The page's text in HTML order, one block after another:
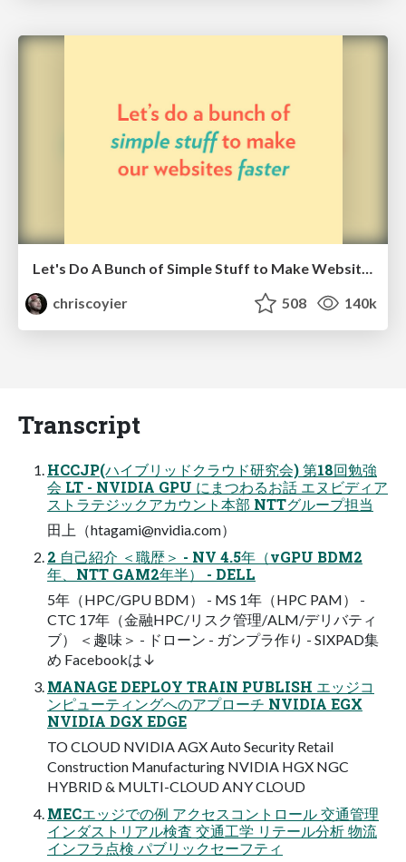
chriscoyier
508 140k
Transcript
HCCJP(ハイブリッドクラウド研究会) 第18回勉強
会 LT - NVIDIA GPU にまつわるお話 エヌビディア
ストラテジックアカウント本部 NTTグループ担当
田上（htagami@nvidia.com）
2 自己紹介 ＜職歴＞ - NV 4.5年（vGPU BDM2
年、NTT GAM2年半） - DELL
5年（HPC/GPU BDM） - MS 1年（HPC PAM） -
CTC 17年（金融HPC/リスク管理/ALM/デリバティ
ブ） ＜趣味＞ - ドローン - ガンプラ作り - SIXPAD集
め Facebookは↓
MANAGE DEPLOY TRAIN PUBLISH エッジコ
ンピューティングへのアプローチ NVIDIA EGX
NVIDIA DGX EDGE
TO CLOUD NVIDIA AGX Auto Security Retail
Construction Manufacturing NVIDIA HGX NGC
HYBRID & MULTI-CLOUD ANY CLOUD
MECエッジでの例 アクセスコントロール 交通管理
インダストリアル検査 交通工学 リテール分析 物流
インフラ点検 パブリックセーフティ